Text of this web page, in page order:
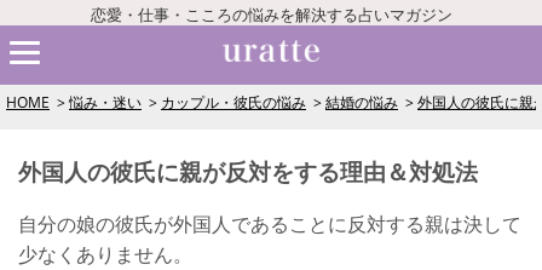
恋愛・仕事・こころの悩みを解決する占いマガジン
HOME 悩み・迷い カップル・彼氏の悩み 結婚の悩み 外国人の彼氏に親
外国人の彼氏に親が反対をする理由＆対処法
自分の娘の彼氏が外国人であることに反対する親は決して
少なくありません。